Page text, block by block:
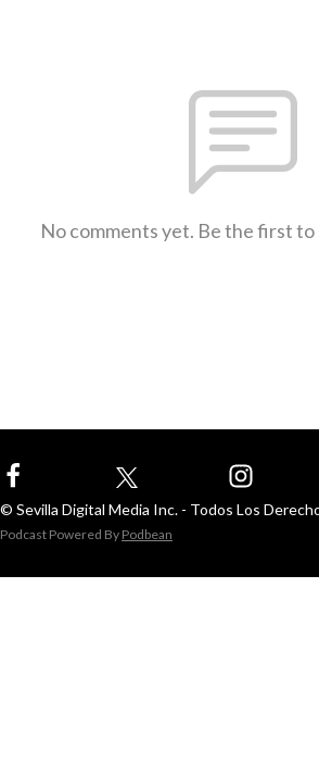
No comments yet. Be the first to
© Sevilla Digital Media Inc. - Todos Los
Podcast Powered By Podbean